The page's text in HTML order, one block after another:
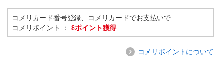
コメリカード番号登録、コメリカードでお支払いで
コメリポイント ： 8ポイント獲得
コメリポイントについて